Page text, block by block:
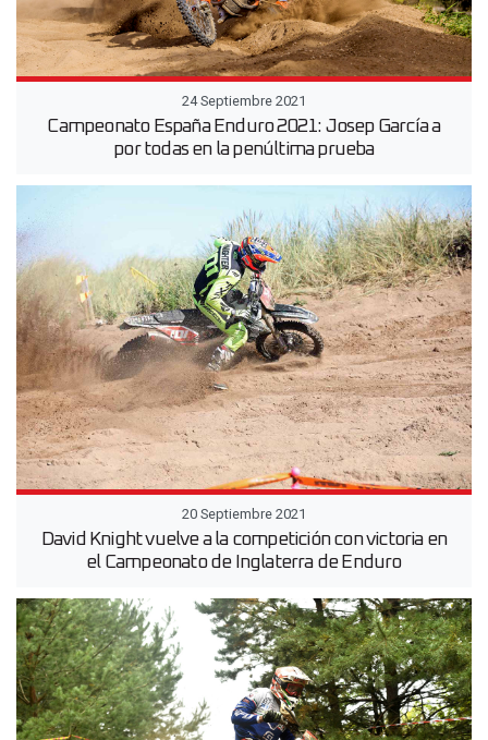
24 Septiembre 2021
Campeonato España Enduro 2021: Josep García a
por todas en la penúltima prueba
20 Septiembre 2021
David Knight vuelve a la competición con victoria en
el Campeonato de Inglaterra de Enduro